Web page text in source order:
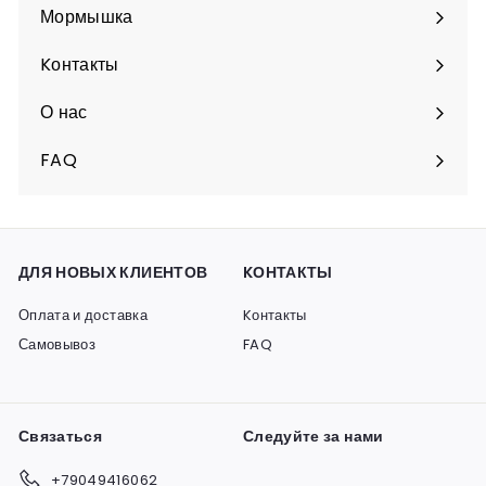
подменю
Мормышка
Разверните
подменю
Kонтакты
О нас
FAQ
ДЛЯ НОВЫХ КЛИЕНТОВ
Оплата и доставка
Самовывоз
KОНТАКТЫ
Kонтакты
FAQ
Связаться
+79049416062
Следуйте за нами